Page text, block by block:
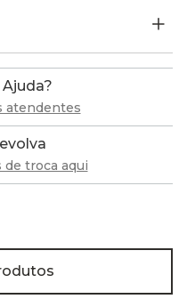
atendentes
de troca aqui